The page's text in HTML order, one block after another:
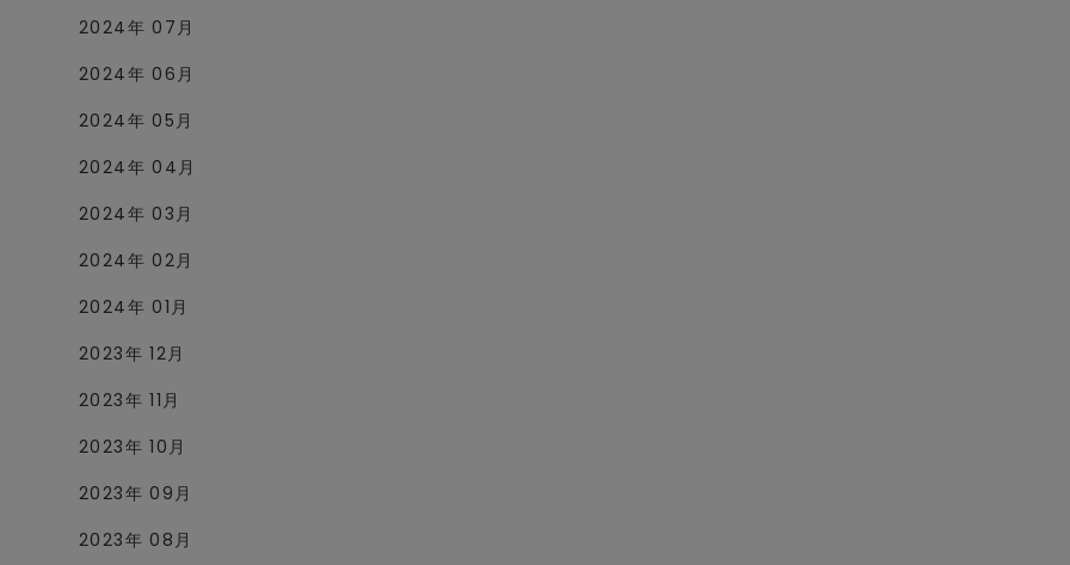
2024年 07月
2024年 06月
2024年 05月
2024年 04月
2024年 03月
2024年 02月
2024年 01月
2023年 12月
2023年 11月
2023年 10月
2023年 09月
2023年 08月